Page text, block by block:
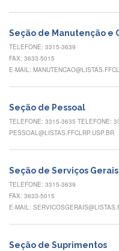
Ciências
Empresas
Cursos
e
Atividades
e
Editais
Notícias
Eventos
Contato
Seção de Manutenção e
TELEFONE: 3315-3639
FAX: 3633-5015
E-MAIL:
Seção de Pessoal
TELEFONE: 3315-3635 TELEFONE:
PESSOAL@LISTAS.FFCLRP.USP.BR
Seção de Serviços Gerais
TELEFONE: 3315-3639
FAX: 3633-5015
E-MAIL:
Seção de Suprimentos